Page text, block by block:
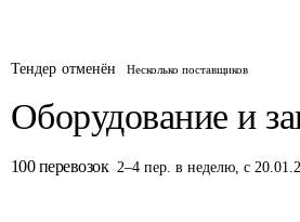
Тендер отменён Несколько поставщиков
Оборудование и
100 перевозок 2–4 пер. в неделю,с